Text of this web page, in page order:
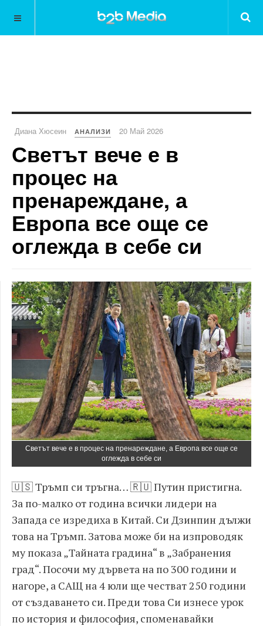
Диана Хюсеин АНАЛИЗИ 20 Май 2026
Светът вече е в
процес на
пренареждане, а
Европа все още се
оглежда в себе си
Светът вече е в процес на пренареждане, а Европа все още се
оглежда в себе си
🇺🇸 Тръмп си тръгна… 🇷🇺 Путин пристигна.
За по-малко от година всички лидери на
Запада се изредиха в Китай. Си Дзинпин дължи
това на Тръмп. Затова може би на изпроводяк
му показа „Тайната градина“ в „Забранения
град“. Посочи му дървета на по 300 години и
нагоре, а САЩ на 4 юли ще честват 250 години
от създаването си. Преди това Си изнесе урок
по история и философия, споменавайки